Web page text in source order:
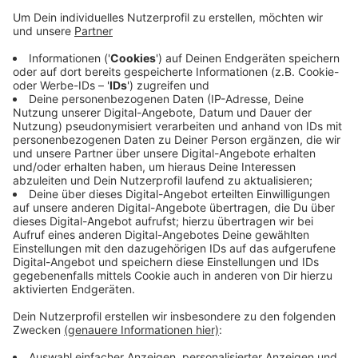
Als die Einsatzkräfte ankamen, war der 19-jährige
hatten den Notfall bemerkt und den Mann aus dem
Wasser auf eine Insel gezogen. Dort begannen sie
mit der Wiederbelebung. Ein Kanufahrer brachte
den Verunglückten zum Ufer, wo die
Rettungskräfte übernahmen. Er wurde
anschließend in eine Klinik gebracht. Das
Schwimmen in der Ruhr ist auch in Essen verboten.
Veröffentlicht:Montag, 05.08.2019 07:10
Anzeige